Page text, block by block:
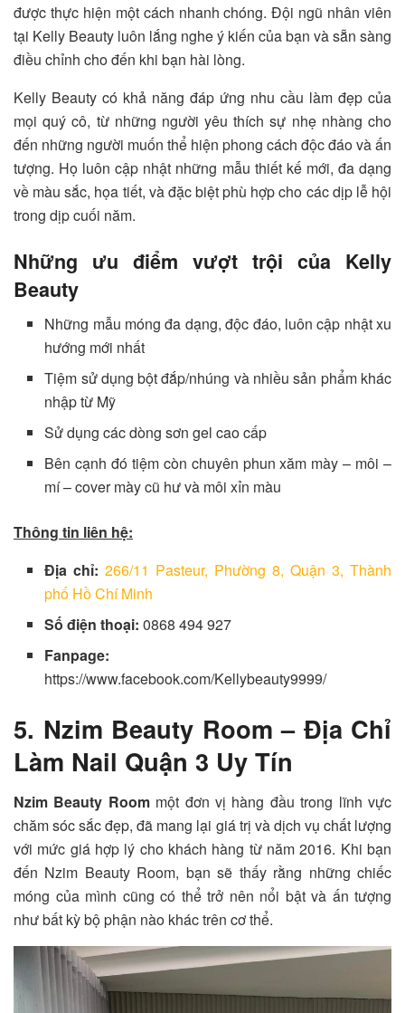
được thực hiện một cách nhanh chóng. Đội ngũ nhân viên
tại Kelly Beauty luôn lắng nghe ý kiến của bạn và sẵn sàng
điều chỉnh cho đến khi bạn hài lòng.
Kelly Beauty có khả năng đáp ứng nhu cầu làm đẹp của
mọi quý cô, từ những người yêu thích sự nhẹ nhàng cho
đến những người muốn thể hiện phong cách độc đáo và ấn
tượng. Họ luôn cập nhật những mẫu thiết kế mới, đa dạng
về màu sắc, họa tiết, và đặc biệt phù hợp cho các dịp lễ hội
trong dịp cuối năm.
Những ưu điểm vượt trội của Kelly
Beauty
Những mẫu móng đa dạng, độc đáo, luôn cập nhật xu
hướng mới nhất
Tiệm sử dụng bột đắp/nhúng và nhiều sản phẩm khác
nhập từ Mỹ
Sử dụng các dòng sơn gel cao cấp
Bên cạnh đó tiệm còn chuyên phun xăm mày – môi –
mí – cover mày cũ hư và môi xỉn màu
Thông tin liên hệ:
Địa chỉ:266/11 Pasteur, Phường 8, Quận 3, Thành
phố Hồ Chí Minh
Số điện thoại:0868 494 927
Fanpage:
https://www.facebook.com/Kellybeauty9999/
5. Nzim Beauty Room – Địa Chỉ
Làm Nail Quận 3 Uy Tín
Nzim Beauty Roommột đơn vị hàng đầu trong lĩnh vực
chăm sóc sắc đẹp, đã mang lại giá trị và dịch vụ chất lượng
với mức giá hợp lý cho khách hàng từ năm 2016. Khi bạn
đến Nzim Beauty Room, bạn sẽ thấy rằng những chiếc
móng của mình cũng có thể trở nên nổi bật và ấn tượng
như bất kỳ bộ phận nào khác trên cơ thể.